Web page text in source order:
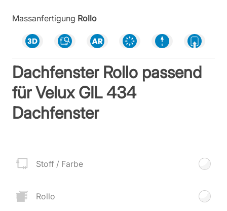
Massanfertigung Rollo
Dachfenster Rollo passend
für Velux GIL 434
Dachfenster
Stoff / Farbe
Rollo